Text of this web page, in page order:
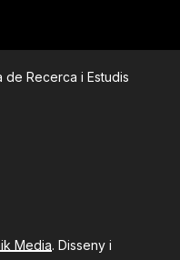
de Recerca i Estudis
Media. Disseny i